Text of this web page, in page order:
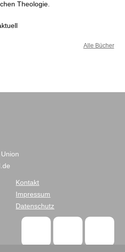
Theologie.
Alle Bücher
Kontakt
Impressum
Datenschutz